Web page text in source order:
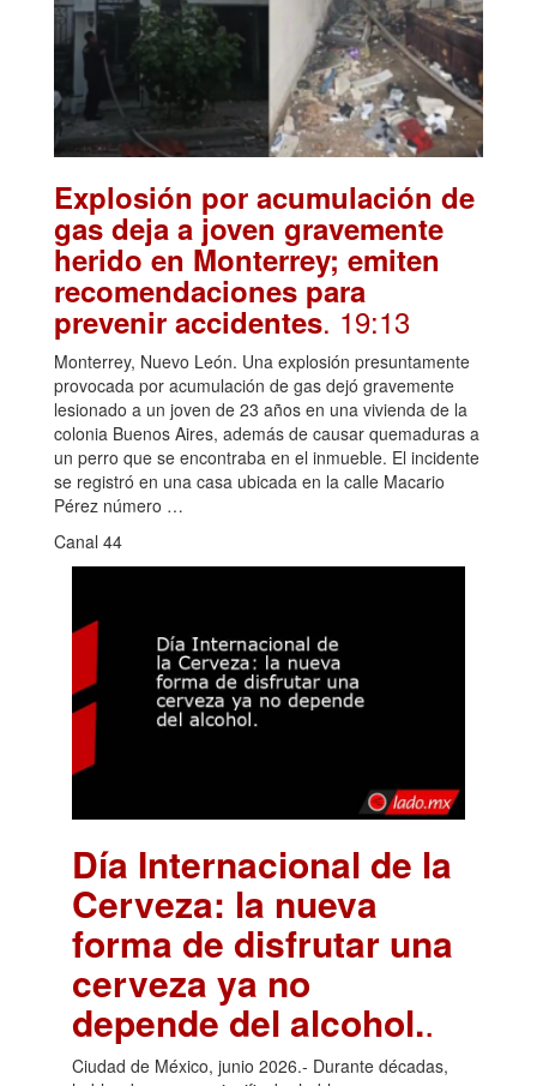
Explosión por acumulación de
gas deja a joven gravemente
herido en Monterrey; emiten
recomendaciones para
prevenir accidentes. 19:13
Monterrey, Nuevo León. Una explosión presuntamente
provocada por acumulación de gas dejó gravemente
lesionado a un joven de 23 años en una vivienda de la
colonia Buenos Aires, además de causar quemaduras a
un perro que se encontraba en el inmueble. El incidente
se registró en una casa ubicada en la calle Macario
Pérez número …
Canal 44
Día Internacional de la
Cerveza: la nueva
forma de disfrutar una
cerveza ya no
depende del alcohol..
Ciudad de México, junio 2026.- Durante décadas,